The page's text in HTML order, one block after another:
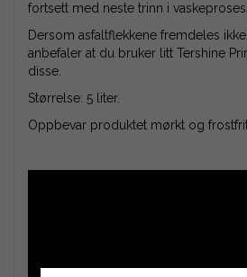
fortsett med neste trinn i
Dersom asfaltflekkene fremdeles
anbefaler at du bruker litt Tershine
disse.
Størrelse: 5 liter.
Oppbevar produktet mørkt og